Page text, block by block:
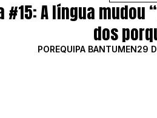
NOTÍCIAS
MARKETING
IMPACTO
#15: A língua mudou
dos
POREQUIPA BANTUMEN29